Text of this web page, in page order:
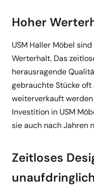
Hoher
USM Haller Möbel
Werterhalt. Das
herausragende
gebrauchte Stücke oft
weiterverkauft
Investition in USM
sie auch nach Jahren
Zeitloses